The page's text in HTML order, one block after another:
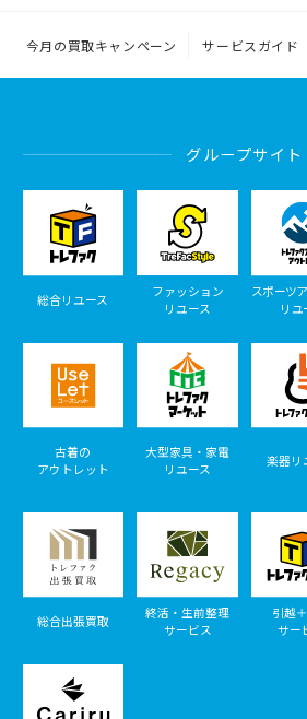
今月の買取キャンペーン サービスガイド
グループサイト
総合リユース
ファッション
リユース
スポーツ
リユ
古着の
アウトレット
大型家具・家電
リユース
楽器リ
総合出張買取
終活・生前整理
サービス
引越
サー